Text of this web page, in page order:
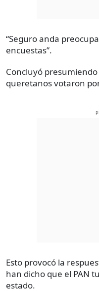
“Seguro anda
encuestas”.
Concluyó
queretanos votaron
Esto provocó la
han dicho que el PAN
estado.